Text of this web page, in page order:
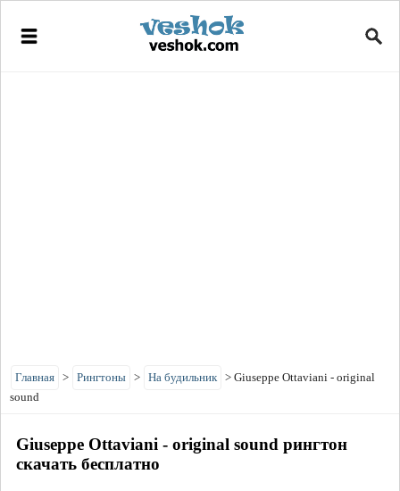
Главная > Рингтоны > На будильник > Giuseppe Ottaviani - original
sound
Giuseppe Ottaviani - original sound рингтон
скачать бесплатно